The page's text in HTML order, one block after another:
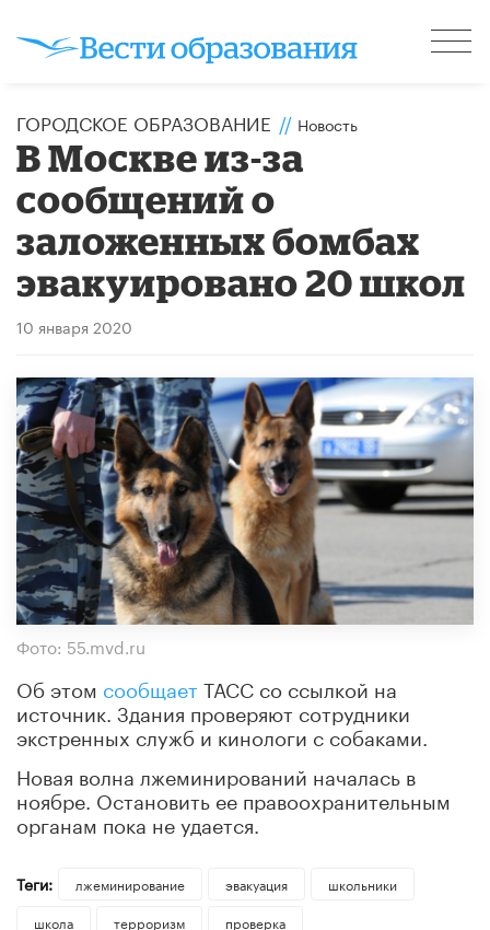
ГОРОДСКОЕ ОБРАЗОВАНИЕ // Новость
В Москве из-за
сообщений о
заложенных бомбах
эвакуировано 20 школ
10 января 2020
Фото: 55.mvd.ru
Об этом сообщаетТАСС со ссылкой на
источник. Здания проверяют сотрудники
экстренных служб и кинологи с собаками.
Новая волна лжеминирований началась в
ноябре. Остановить ее правоохранительным
органам пока не удается.
Теги: лжеминирование эвакуация
школьники
школа
терроризм
проверка